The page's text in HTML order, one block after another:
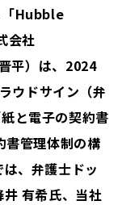
「Hubble
会社
） は、2024
ウドサイン（弁
と電子の契約書
管理体制の構
、弁護士ドッ
有希氏、当社